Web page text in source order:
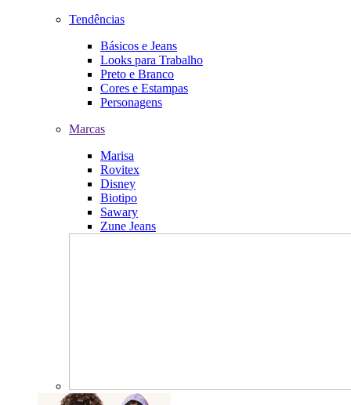
Tendências
Básicos e Jeans
Looks para Trabalho
Preto e Branco
Cores e Estampas
Personagens
Marcas
Marisa
Rovitex
Disney
Biotipo
Sawary
Zune Jeans